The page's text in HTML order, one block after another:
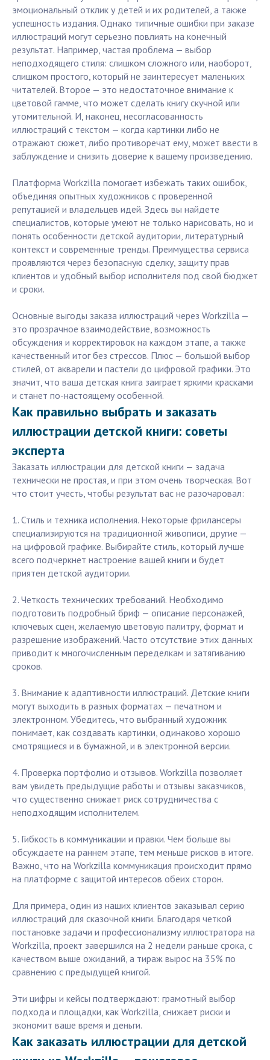
эмоциональный отклик у детей и их родителей, а также
успешность издания. Однако типичные ошибки при заказе
иллюстраций могут серьезно повлиять на конечный
результат. Например, частая проблема — выбор
неподходящего стиля: слишком сложного или, наоборот,
слишком простого, который не заинтересует маленьких
читателей. Второе — это недостаточное внимание к
цветовой гамме, что может сделать книгу скучной или
утомительной. И, наконец, несогласованность
иллюстраций с текстом — когда картинки либо не
отражают сюжет, либо противоречат ему, может ввести в
заблуждение и снизить доверие к вашему произведению.
Платформа Workzilla помогает избежать таких ошибок,
объединяя опытных художников с проверенной
репутацией и владельцев идей. Здесь вы найдете
специалистов, которые умеют не только нарисовать, но и
понять особенности детской аудитории, литературный
контекст и современные тренды. Преимущества сервиса
проявляются через безопасную сделку, защиту прав
клиентов и удобный выбор исполнителя под свой бюджет
и сроки.
Основные выгоды заказа иллюстраций через Workzilla —
это прозрачное взаимодействие, возможность
обсуждения и корректировок на каждом этапе, а также
качественный итог без стрессов. Плюс — большой выбор
стилей, от акварели и пастели до цифровой графики. Это
значит, что ваша детская книга заиграет яркими красками
и станет по-настоящему особенной.
Как правильно выбрать и заказать
иллюстрации детской книги: советы
эксперта
Заказать иллюстрации для детской книги — задача
технически не простая, и при этом очень творческая. Вот
что стоит учесть, чтобы результат вас не разочаровал:
1. Стиль и техника исполнения. Некоторые фрилансеры
специализируются на традиционной живописи, другие —
на цифровой графике. Выбирайте стиль, который лучше
всего подчеркнет настроение вашей книги и будет
приятен детской аудитории.
2. Четкость технических требований. Необходимо
подготовить подробный бриф — описание персонажей,
ключевых сцен, желаемую цветовую палитру, формат и
разрешение изображений. Часто отсутствие этих данных
приводит к многочисленным переделкам и затягиванию
сроков.
3. Внимание к адаптивности иллюстраций. Детские книги
могут выходить в разных форматах — печатном и
электронном. Убедитесь, что выбранный художник
понимает, как создавать картинки, одинаково хорошо
смотрящиеся и в бумажной, и в электронной версии.
4. Проверка портфолио и отзывов. Workzilla позволяет
вам увидеть предыдущие работы и отзывы заказчиков,
что существенно снижает риск сотрудничества с
неподходящим исполнителем.
5. Гибкость в коммуникации и правки. Чем больше вы
обсуждаете на раннем этапе, тем меньше рисков в итоге.
Важно, что на Workzilla коммуникация происходит прямо
на платформе с защитой интересов обеих сторон.
Для примера, один из наших клиентов заказывал серию
иллюстраций для сказочной книги. Благодаря четкой
постановке задачи и профессионализму иллюстратора на
Workzilla, проект завершился на 2 недели раньше срока, с
качеством выше ожиданий, а тираж вырос на 35% по
сравнению с предыдущей книгой.
Эти цифры и кейсы подтверждают: грамотный выбор
подхода и площадки, как Workzilla, снижает риски и
экономит ваше время и деньги.
Как заказать иллюстрации для детской